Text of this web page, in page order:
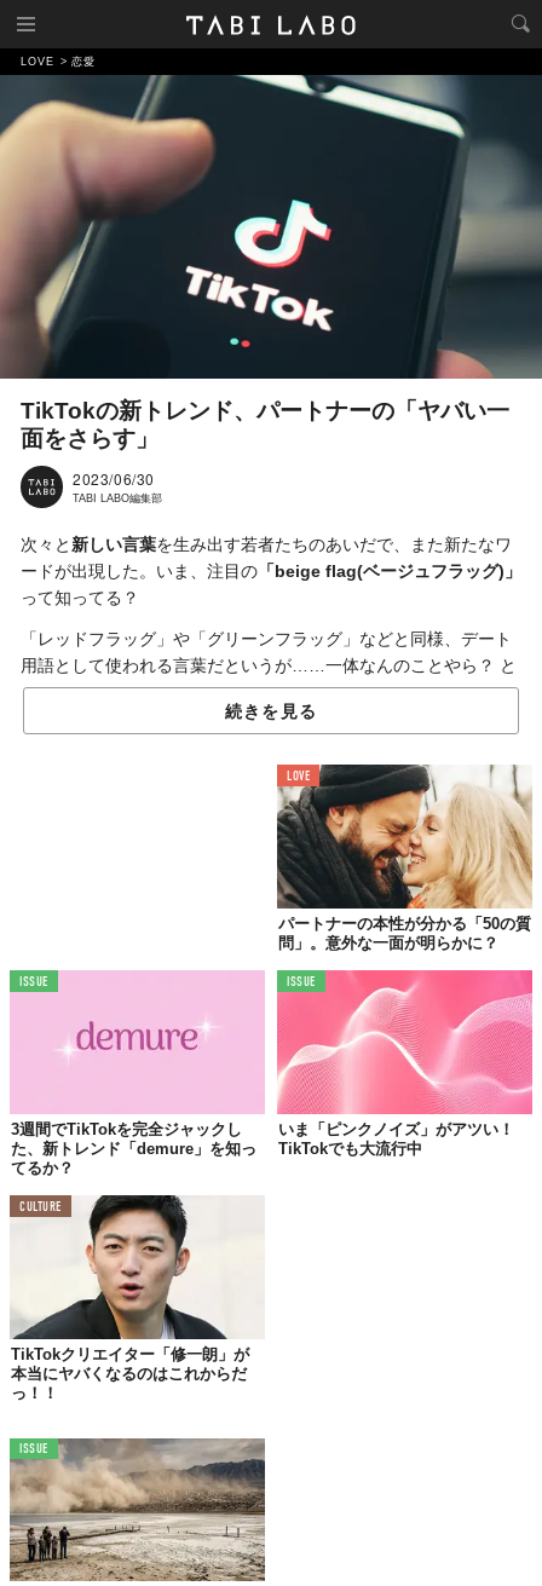
LOVE 恋愛
TikTokの新トレンド、パートナーの「ヤバい一
面をさらす」
2023/06/30
TABI LABO編集部
次々と新しい言葉を生み出す若者たちのあいだで、また新たなワ
ードが出現した。いま、注目の 「beige flag(ベージュフラッグ)」
って知ってる？
「レッドフラッグ」や「グリーンフラッグ」などと同様、デート
用語として使われる言葉だというが……一体なんのことやら？ と
いう人のために、順を追って説明しよう。
行動に危険を感じ、その人とのセッション続行が不可能で
幸せな交際になることを予感するポジティブなサイン。
◆「ベージュフラッグ」
決して別れる理由になるほど深刻ではないが、「ちょっと
奇妙で気になるデート相手やパートナーの行動」を示す。
いま、この「＃beige flag」と言うハッシュタグと共にパートナー
奇妙・奇怪な行動を文字だけで紹介する動画が、TikTok上で爆
発的に増えている。
たとえば、こんな感じ。
Jazz Background Vibes
要約するとこんな感じ。
続きを見る
LOVE
パートナーの本性が分かる「50の質
問」。意外な一面が明らかに？
ISSUE
3週間でTikTokを完全ジャックし
た、新トレンド「demure」を知っ
てるか？
ISSUE
いま「ピンクノイズ」がアツい！
TikTokでも大流行中
CULTURE
TikTokクリエイター「修一朗」が
本当にヤバくなるのはこれからだ
っ！！
ISSUE